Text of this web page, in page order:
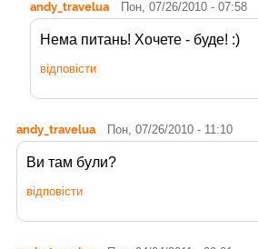
andy_travelua Пон, 07/26/2010 - 07:58
Нема питань! Хочете - буде! :)
відповісти
andy_travelua Пон, 07/26/2010 - 11:10
Ви там були?
відповісти